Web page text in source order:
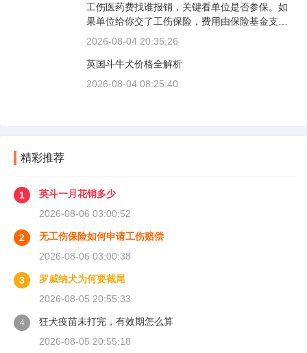
工伤医药费找谁报销，关键看单位是否参保。如
果单位给你交了工伤保险，费用由保险基金支
付；要是单位没参保，那就由单位自己掏钱。很
又推给医保，两边扯皮耽误治疗。这篇就把这事
讲清楚。
2026-08-04 20:35:26
英国斗牛犬价格全解析
2026-08-04 08:25:40
精彩推荐
1
英斗一月花销多少
2026-08-06 03:00:52
2
无工伤保险如何申请工伤赔偿
2026-08-06 03:00:38
3
罗威纳犬为何要截尾
2026-08-05 20:55:33
4
狂犬疫苗未打完，有效期怎么算
2026-08-05 20:55:18